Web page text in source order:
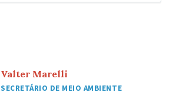
Valter Marelli
SECRETÁRIO DE MEIO AMBIENTE